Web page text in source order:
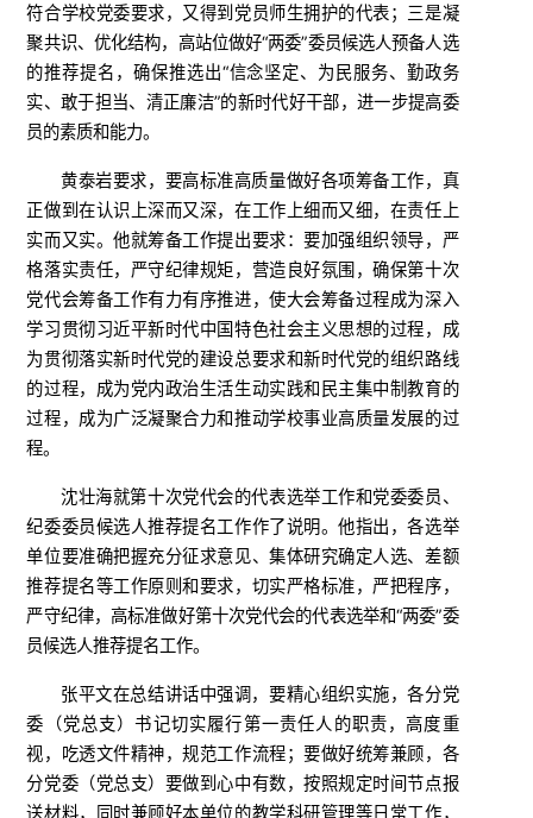
符合学校党委要求，又得到党员师生拥护的代表；三是凝
聚共识、优化结构，高站位做好“两委”委员候选人预备人选
的推荐提名，确保推选出“信念坚定、为民服务、勤政务
实、敢于担当、清正廉洁”的新时代好干部，进一步提高委
员的素质和能力。
黄泰岩要求，要高标准高质量做好各项筹备工作，真
正做到在认识上深而又深，在工作上细而又细，在责任上
实而又实。他就筹备工作提出要求：要加强组织领导，严
格落实责任，严守纪律规矩，营造良好氛围，确保第十次
党代会筹备工作有力有序推进，使大会筹备过程成为深入
学习贯彻习近平新时代中国特色社会主义思想的过程，成
为贯彻落实新时代党的建设总要求和新时代党的组织路线
的过程，成为党内政治生活生动实践和民主集中制教育的
过程，成为广泛凝聚合力和推动学校事业高质量发展的过
程。
沈壮海就第十次党代会的代表选举工作和党委委员、
纪委委员候选人推荐提名工作作了说明。他指出，各选举
单位要准确把握充分征求意见、集体研究确定人选、差额
推荐提名等工作原则和要求，切实严格标准，严把程序，
严守纪律，高标准做好第十次党代会的代表选举和“两委”委
员候选人推荐提名工作。
张平文在总结讲话中强调，要精心组织实施，各分党
委（党总支）书记切实履行第一责任人的职责，高度重
视，吃透文件精神，规范工作流程；要做好统筹兼顾，各
分党委（党总支）要做到心中有数，按照规定时间节点报
送材料，同时兼顾好本单位的教学科研管理等日常工作，